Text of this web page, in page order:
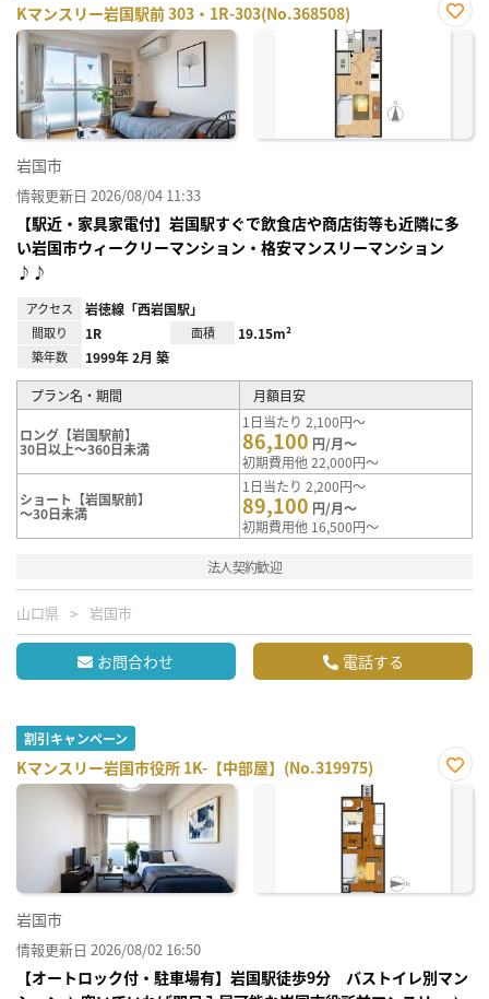
Kマンスリー岩国駅前 303・1R-303(No.368508)
お気
岩国市
情報更新日 2026/08/04 11:33
【駅近・家具家電付】岩国駅すぐで飲食店や商店街等も近隣に多
い岩国市ウィークリーマンション・格安マンスリーマンション
♪♪
アクセス 岩徳線「西岩国駅」
間取り 1R 面積 19.15m²
築年数 1999年 2月 築
プラン名・期間 月額目安
ロング【岩国駅前】
30日以上～360日未満
1日当たり 2,100円～
86,100 円/月～
初期費用他 22,000円～
ショート【岩国駅前】
～30日未満
1日当たり 2,200円～
89,100 円/月～
初期費用他 16,500円～
法人契約歓迎
山口県 岩国市
お問合わせ 電話する
割引キャンペーン
Kマンスリー岩国市役所 1K-【中部屋】(No.319975)
お気
岩国市
情報更新日 2026/08/02 16:50
【オートロック付・駐車場有】岩国駅徒歩9分 バストイレ別マン